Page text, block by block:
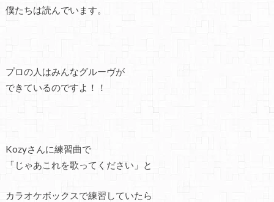
僕たちは読んでいます。
プロの人はみんなグルーヴが
できているのですよ！！
Kozyさんに練習曲で
「じゃあこれを歌ってください」と
カラオケボックスで練習していたら